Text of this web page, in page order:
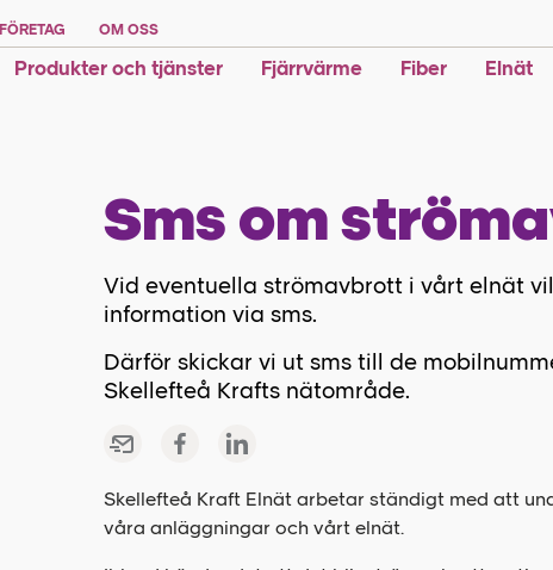
FÖRETAG OM OSS
Produkter och tjänster Fjärrvärme Fiber Elnät
Sms om
Vid eventuella strömavbrott i vårt elnät
information via sms.
Därför skickar vi ut sms till de
Skellefteå Krafts nätområde.
Skellefteå Kraft Elnät arbetar ständigt med att
våra anläggningar och vårt elnät.